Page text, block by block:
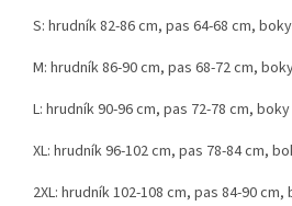
S: hrudník 82-86 cm, pas 64-68 cm,
M: hrudník 86-90 cm, pas 68-72 cm,
L: hrudník 90-96 cm, pas 72-78 cm,
XL: hrudník 96-102 cm, pas 78-84 cm,
2XL: hrudník 102-108 cm, pas 84-90 cm,